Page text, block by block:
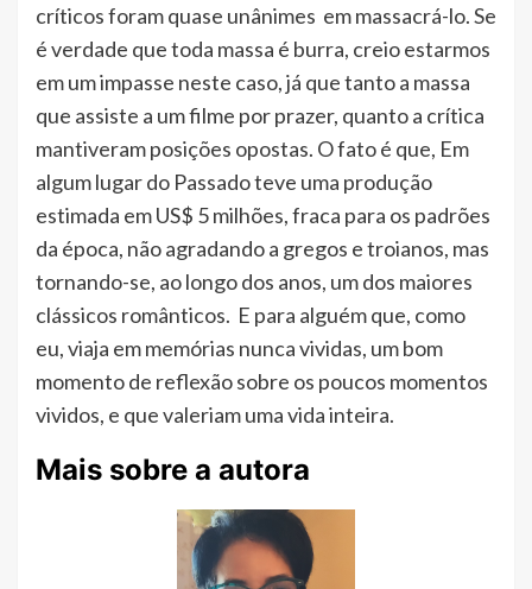
críticos foram quase unânimes em massacrá-lo. Se
é verdade que toda massa é burra, creio estarmos
em um impasse neste caso, já que tanto a massa
que assiste a um filme por prazer, quanto a crítica
mantiveram posições opostas. O fato é que, Em
algum lugar do Passado teve uma produção
estimada em US$ 5 milhões, fraca para os padrões
da época, não agradando a gregos e troianos, mas
tornando-se, ao longo dos anos, um dos maiores
clássicos românticos. E para alguém que, como
eu, viaja em memórias nunca vividas, um bom
momento de reflexão sobre os poucos momentos
vividos, e que valeriam uma vida inteira.
Mais sobre a autora